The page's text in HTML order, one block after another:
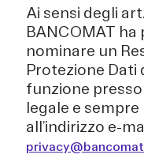
Ai sensi degli
BANCOMAT
nominare un
Protezione Dati
funzione
legale e
all’indirizzo e-